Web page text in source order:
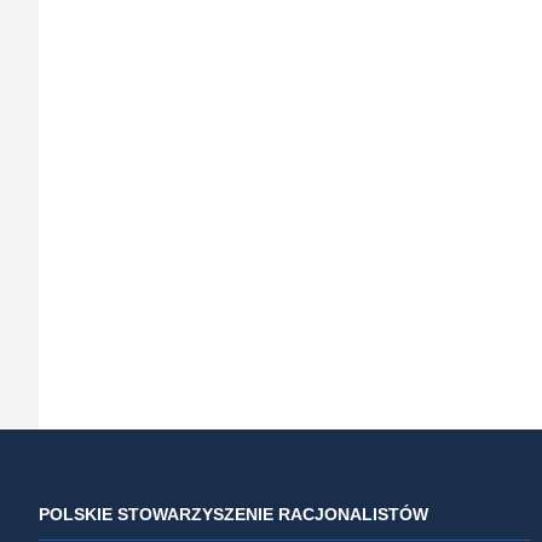
POLSKIE STOWARZYSZENIE RACJONALISTÓW